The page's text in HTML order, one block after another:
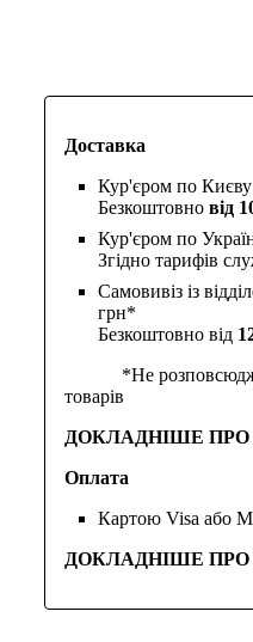
Доставка
Кур'єром по Києву
Безкоштовно від
Кур'єром по
Згідно тарифів
Самовивіз із
грн*
Безкоштовно від
*Не
товарів
ДОКЛАДНІШЕ
Оплата
Картою Visa або
ДОКЛАДНІШЕ